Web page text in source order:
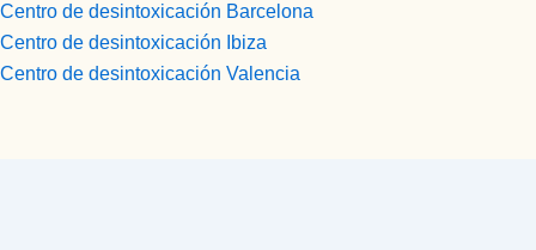
Centro de desintoxicación Barcelona
Centro de desintoxicación Ibiza
Centro de desintoxicación Valencia